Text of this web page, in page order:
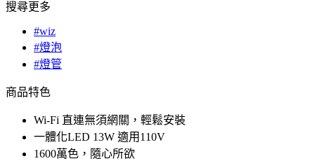
搜尋更多
#wiz
#燈泡
#燈管
商品特色
Wi-Fi 直連無須網關，輕鬆安裝
一體化LED 13W 適用110V
1600萬色，隨心所欲